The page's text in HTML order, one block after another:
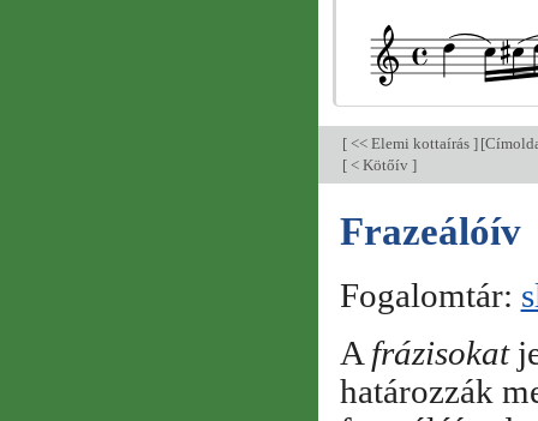
[<< Elemi kottaírás ] [
[< Kötőív ]
Frazeálóív
Fogalomtár:
A frázisokat
határozzák